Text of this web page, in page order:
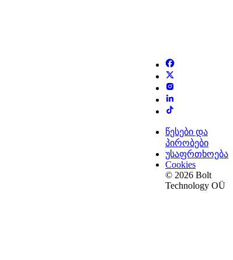
წესები და
პირობები
უსაფრთხოება
Cookies
© 2026 Bolt
Technology OÜ